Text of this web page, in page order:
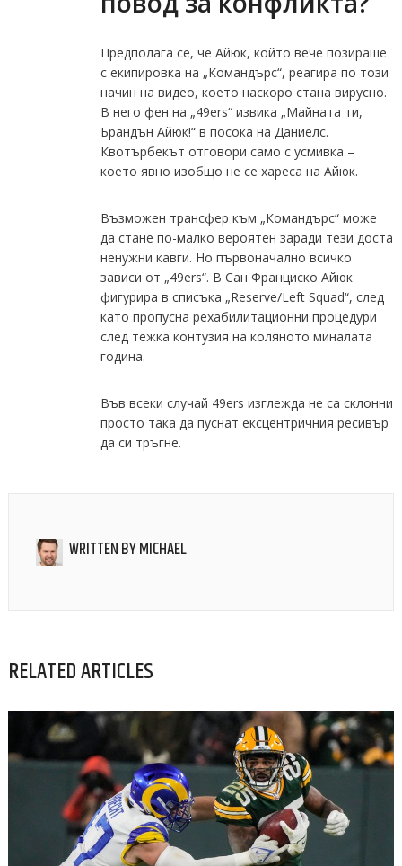
Предполага се, че Айюк, който вече позираше
с екипировка на „Командърс“, реагира по този
начин на видео, което наскоро стана вирусно.
В него фен на „49ers“ извика „Майната ти,
Брандън Айюк!“ в посока на Даниелс.
Квотърбекът отговори само с усмивка –
което явно изобщо не се хареса на Айюк.
Възможен трансфер към „Командърс“ може
да стане по-малко вероятен заради тези доста
ненужни кавги. Но първоначално всичко
зависи от „49ers“. В Сан Франциско Айюк
фигурира в списъка „Reserve/Left Squad“, след
като пропусна рехабилитационни процедури
след тежка контузия на коляното миналата
година.
Във всеки случай 49ers изглежда не са склонни
просто така да пуснат ексцентричния ресивър
да си тръгне.
WRITTEN BYMICHAEL
RELATED ARTICLES